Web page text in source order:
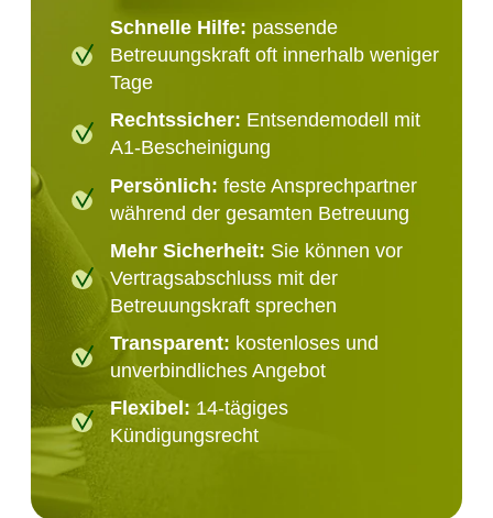
Schnelle Hilfe: passende
Betreuungskraft oft innerhalb weniger
Tage
Rechtssicher: Entsendemodell mit
A1-Bescheinigung
Persönlich: feste Ansprechpartner
während der gesamten Betreuung
Mehr Sicherheit: Sie können vor
Vertragsabschluss mit der
Betreuungskraft sprechen
Transparent: kostenloses und
unverbindliches Angebot
Flexibel: 14-tägiges
Kündigungsrecht